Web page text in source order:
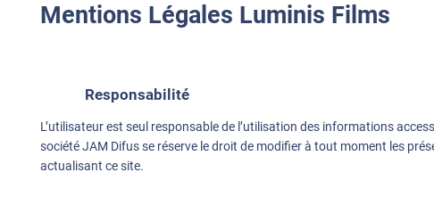
Mentions Légales Luminis Films
Responsabilité
L’utilisateur est seul responsable de l’utilisation des informations
société JAM Difus se réserve le droit de modifier à tout moment les
actualisant ce site.